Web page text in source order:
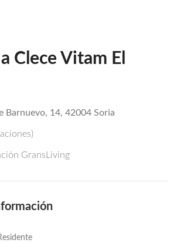
Clece Vitam El
Barnuevo, 14, 42004 Soria
GransLiving